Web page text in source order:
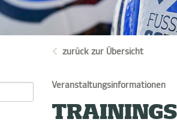
zurück zur Übersicht
Veranstaltungsinformationen